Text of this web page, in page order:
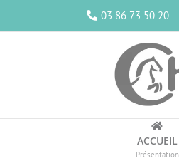
03 86 73 50 20
ACCUEIL
Présentation